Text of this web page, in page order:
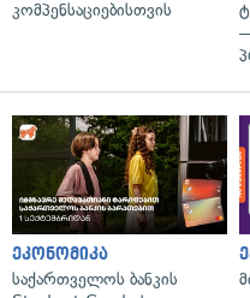
კომპენსაციებისთვის
ეკონომიკა
საქართველოს ბანკის